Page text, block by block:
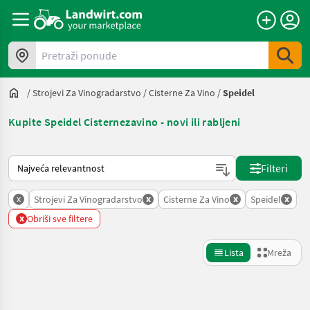
Pretraži ponude
/Strojevi Za Vinogradarstvo /Cisterne Za Vino /Speidel
Kupite Speidel Cisternezavino - novi ili rabljeni
Način na koji sortira Landwirt.com
Filteri
x Strojevi Za Vinogradarstvo x Cisterne Za Vino x Speidel x
x Obriši sve filtere
Lista Mreža